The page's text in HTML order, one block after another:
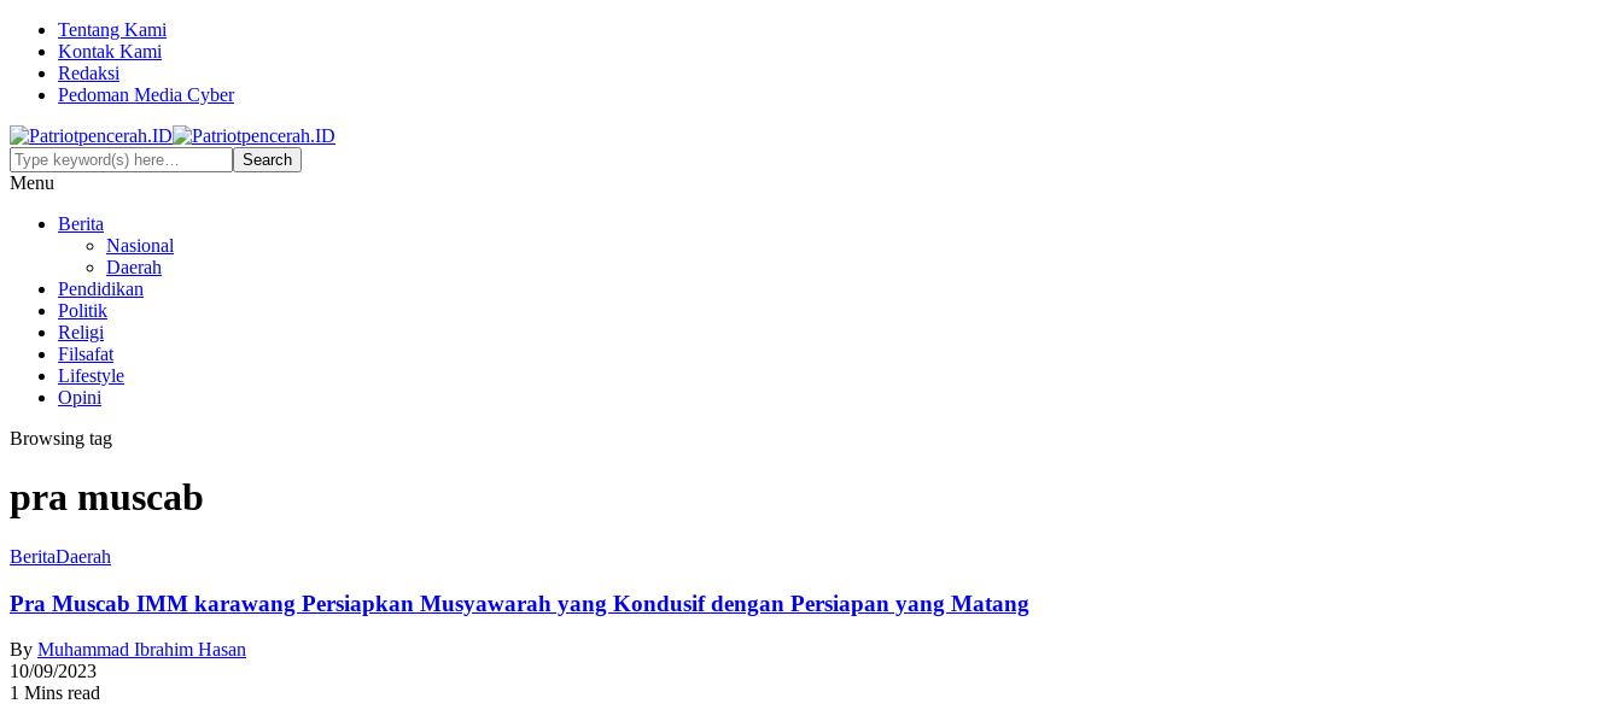
Tentang Kami
Kontak Kami
Redaksi
Pedoman Media Cyber
Menu
Berita
Nasional
Daerah
Pendidikan
Politik
Religi
Filsafat
Lifestyle
Opini
Browsing tag
pra muscab
BeritaDaerah
Pra Muscab IMM karawang Persiapkan Musyawarah yang Kondusif dengan Persiapan yang Matang
By Muhammad Ibrahim Hasan
10/09/2023
1 Mins read